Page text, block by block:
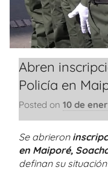
Abren
Policía en
Posted on 10 de
Se abrieron
en Maiporé,
definan su